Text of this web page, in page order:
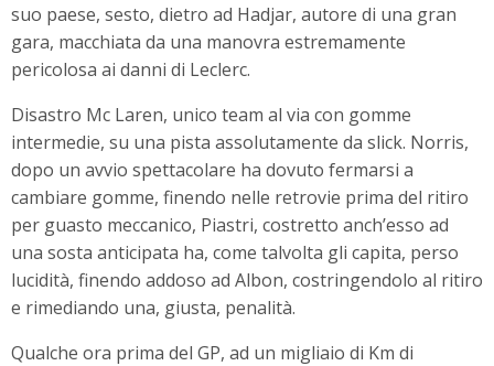
suo paese, sesto, dietro ad Hadjar, autore di una gran
gara, macchiata da una manovra estremamente
pericolosa ai danni di Leclerc.
Disastro Mc Laren, unico team al via con gomme
intermedie, su una pista assolutamente da slick. Norris,
dopo un avvio spettacolare ha dovuto fermarsi a
cambiare gomme, finendo nelle retrovie prima del ritiro
per guasto meccanico, Piastri, costretto anch’esso ad
una sosta anticipata ha, come talvolta gli capita, perso
lucidità, finendo addoso ad Albon, costringendolo al ritiro
e rimediando una, giusta, penalità.
Qualche ora prima del GP, ad un migliaio di Km di